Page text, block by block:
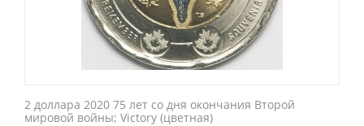
2 доллара 2020 75 лет со дня окончания Второй
мировой войны; Victory (цветная)